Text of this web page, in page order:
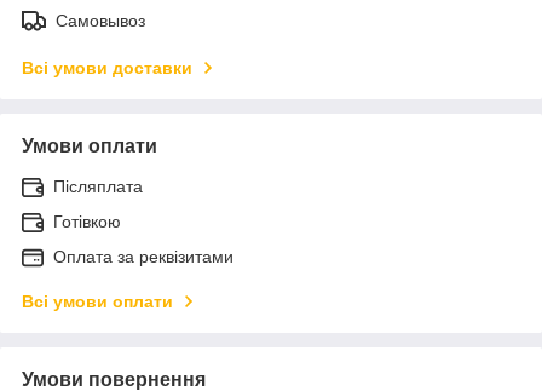
Самовывоз
Всі умови доставки
Умови оплати
Післяплата
Готівкою
Оплата за реквізитами
Всі умови оплати
Умови повернення